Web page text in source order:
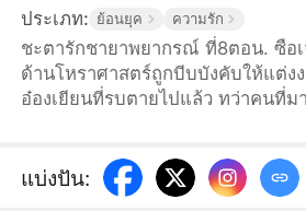
ประเภท: ย้อนยุค ความรัก
ชะตารักชายาพยากรณ์ ที่8ตอน. ซือเ
ด้านโหราศาสตร์ถูกบีบบังคับให้แต่ง
อ๋องเยียนที่รบตายไปแล้ว ทว่าคนที่ม
ยืนไม่อยู่ ในคืนแต่งงาน จวนอ๋องเยีย
อาจทนเห็นตระกูลที่ซื่อสัตว์จงรักภัก
แบ่งปัน: